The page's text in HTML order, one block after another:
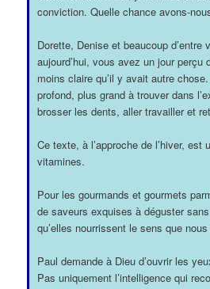
conviction. Quelle chance avons-
Dorette, Denise et beaucoup d’entre
aujourd’hui, vous avez un jour perçu
moins claire qu’il y avait autre
profond, plus grand à trouver dans
brosser les dents, aller travailler et
Ce texte, à l’approche de l’hiver, est
vitamines.
Pour les gourmands et gourmets
de saveurs exquises à déguster
qu’elles nourrissent le sens que
Paul demande à Dieu d’ouvrir les
Pas uniquement l’intelligence qui